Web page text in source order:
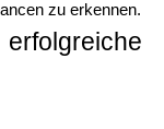
zu erkennen.